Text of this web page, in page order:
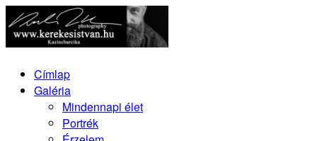
Címlap
Galéria
Mindennapi élet
Portrék